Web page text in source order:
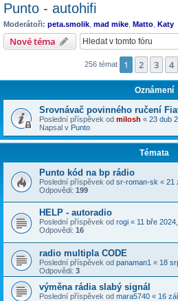
Punto - autohifi
Moderátoři: peta.smolik mad mike Matto Katy
Nové téma
256 témat 1 2 3 4
Oznámení
Srovnávač povinného ručení
Poslední příspěvek od milosh « 23 dub
Napsal v Punto
Témata
Punto kód na bp rádio
Poslední příspěvek od sr-roman-sk « 21
Odpovědi: 199
HELP - autoradio
Poslední příspěvek od rogi « 11 bře
Odpovědi: 16
radio multipla CODE
Poslední příspěvek od panaman1 « 18
Odpovědi: 3
výměna rádia slabý signál
Poslední příspěvek od mara5740 « 16